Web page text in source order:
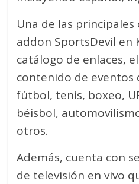
Una de las
addon SportsDevil en
catálogo de enlaces,
contenido de eventos
fútbol, tenis, boxeo,
béisbol,
otros.
Además, cuenta con
de televisión en vivo